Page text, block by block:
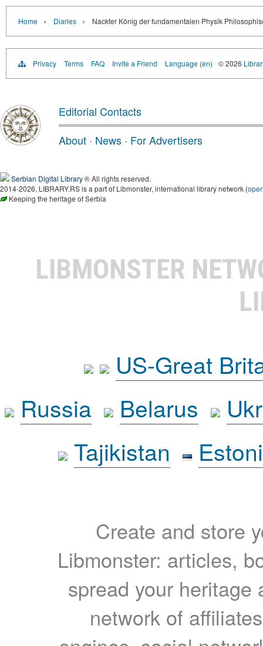
Home › Diaries › Nackter König der fundamentalen Physik
Privacy Terms FAQ Invite a Friend Language (en) © 2026
Editorial Contacts
About · News · For Advertisers
Serbian Digital Library® All rights reserved.
2014-2026, LIBRARY.RS is a part of Libmonster, international library network (
Keeping the heritage of Serbia
LIBMONSTER
US-Great
Russia
Belarus
Tajikistan
Create and store
Libmonster: articles,
spread your heritage
network of